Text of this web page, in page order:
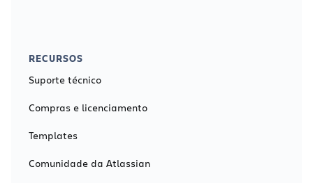
RECURSOS
Suporte técnico
Compras e licenciamento
Templates
Comunidade da Atlassian